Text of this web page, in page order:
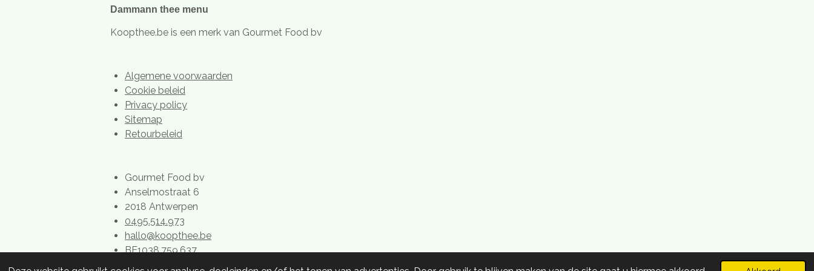
m e
t
Dammann thee menu
Koopthee.be is een merk van Gourmet Food bv
Algemene voorwaarden
Cookie beleid
Privacy policy
Sitemap
Retourbeleid
Gourmet Food bv
Anselmostraat 6
2018 Antwerpen
0495.514.973
hallo@koopthee.be
BE1038.759.637
© 2022 - 2026 Dammann thee kopen